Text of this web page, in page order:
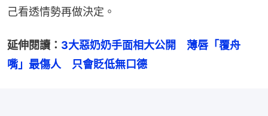
己看透情勢再做決定。
延伸閱讀： 3大惡奶奶手面相大公開　薄唇「覆舟
嘴」最傷人　只會貶低無口德